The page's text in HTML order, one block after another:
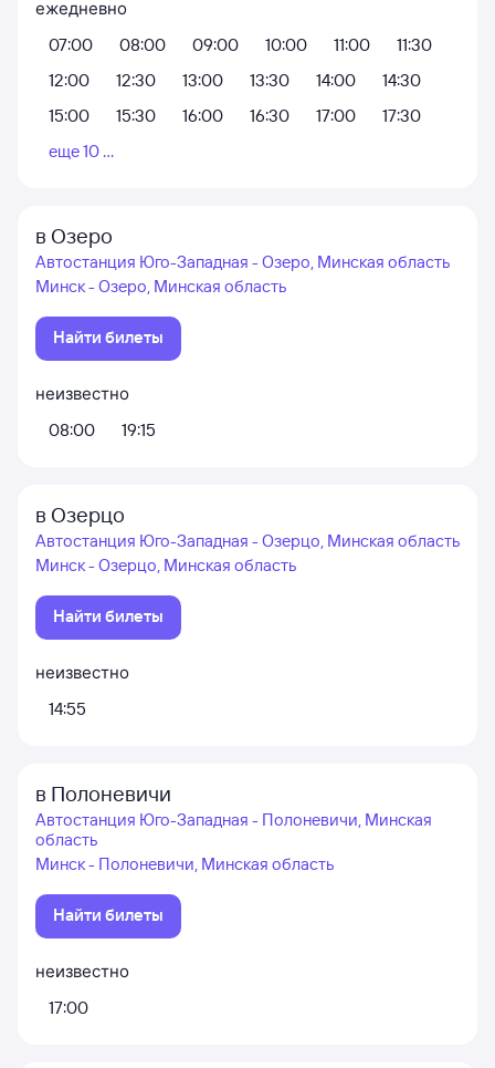
ежедневно
07:00
08:00 09:00 10:00 11:00
11:30
12:00
12:30 13:00 13:30 14:00
14:30
15:00
15:30 16:00 16:30 17:00
17:30
еще 10 ...
в Озеро
Автостанция Юго-Западная - Озеро, Минская область
Минск - Озеро, Минская область
Найти билеты
неизвестно
08:00
19:15
в Озерцо
Автостанция Юго-Западная - Озерцо, Минская область
Минск - Озерцо, Минская область
Найти билеты
неизвестно
14:55
в Полоневичи
Автостанция Юго-Западная - Полоневичи, Минская
область
Минск - Полоневичи, Минская область
Найти билеты
неизвестно
17:00